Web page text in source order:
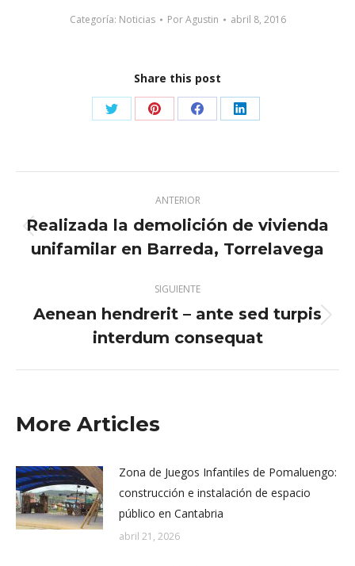
Categoría: Noticias PorAgustin abril 8, 2016
Share this post
Share
Twitter
Share
Pinterest
Share
Facebook
Share
LinkedIn
entre
publicaciones
ANTERIOR
Publicación
anterior:
Realizada la demolición de vivienda
unifamilar en Barreda, Torrelavega
SIGUIENTE
Publicación
siguiente:
Aenean hendrerit – ante sed turpis
interdum consequat
More Articles
Zona de Juegos Infantiles de Pomaluengo:
construcción e instalación de espacio
público en Cantabria
abril 21, 2026